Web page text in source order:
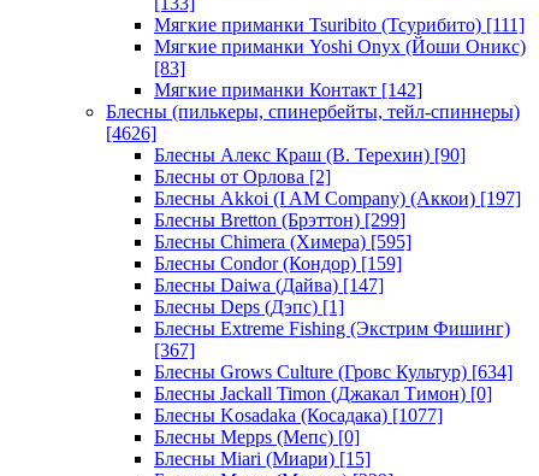
Мягкие приманки Tsuribito (Тсурибито) [111]
Мягкие приманки Yoshi Onyx (Йоши Оникс)
[83]
Мягкие приманки Контакт [142]
Блесны (пилькеры, спинербейты, тейл-спиннеры)
[4626]
Блесны Алекс Краш (В. Терехин) [90]
Блесны от Орлова [2]
Блесны Akkoi (I AM Company) (Аккои) [197]
Блесны Bretton (Брэттон) [299]
Блесны Chimera (Химера) [595]
Блесны Condor (Кондор) [159]
Блесны Daiwa (Дайва) [147]
Блесны Deps (Дэпс) [1]
Блесны Extreme Fishing (Экстрим Фишинг)
[367]
Блесны Grows Culture (Гровс Культур) [634]
Блесны Jackall Timon (Джакал Тимон) [0]
Блесны Kosadaka (Косадака) [1077]
Блесны Mepps (Мепс) [0]
Блесны Miari (Миари) [15]